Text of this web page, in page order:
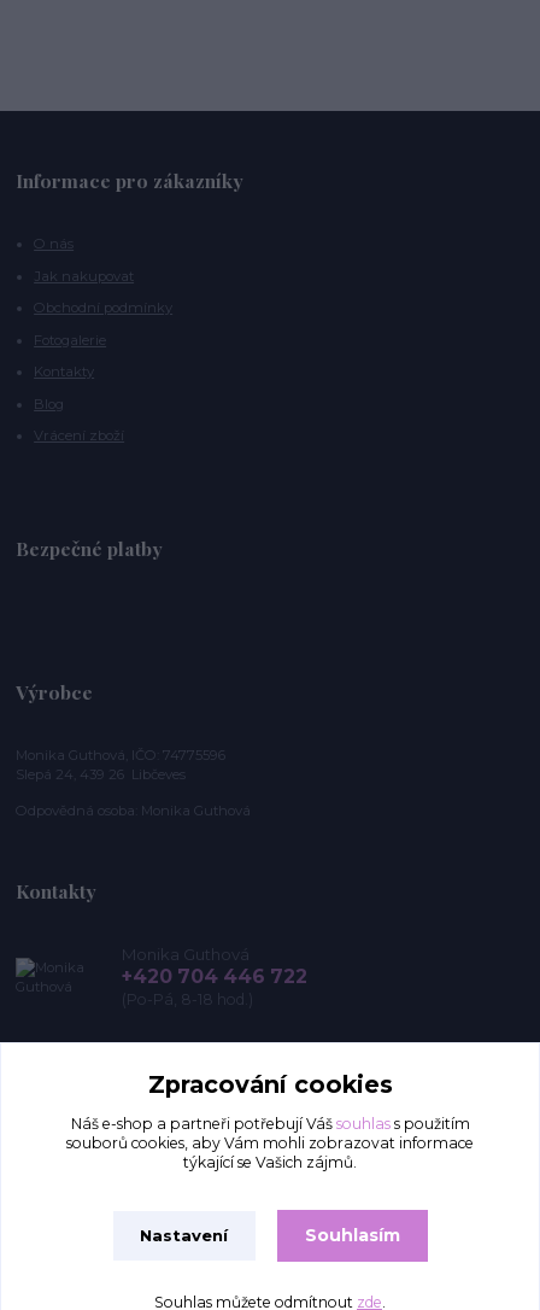
Informace pro zákazníky
O nás
Jak nakupovat
Obchodní podmínky
Fotogalerie
Kontakty
Blog
Vrácení zboží
Bezpečné platby
Výrobce
Monika Guthová, IČO: 74775596
Slepá 24, 439 26 Libčeves
Odpovědná osoba: Monika Guthová
Kontakty
Monika Guthová
+420 704 446 722
(Po-Pá, 8-18 hod.)
Upravit sběr cookies.
Zpracování cookies
Náš e-shop a partneři potřebují Váš souhlass použitím
souborů cookies, aby Vám mohli zobrazovat informace
týkající se Vašich zájmů.
Nastavení Souhlasím
Souhlas můžete odmítnout zde